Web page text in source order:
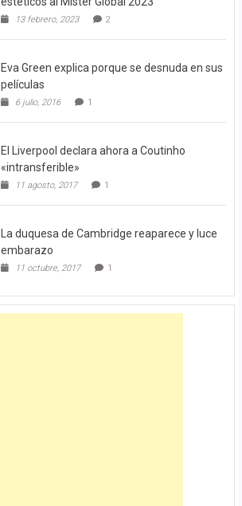
13 febrero, 2023 2
Eva Green explica porque se desnuda en sus
películas
6 julio, 2016 1
El Liverpool declara ahora a Coutinho
«intransferible»
11 agosto, 2017 1
La duquesa de Cambridge reaparece y luce
embarazo
11 octubre, 2017 1